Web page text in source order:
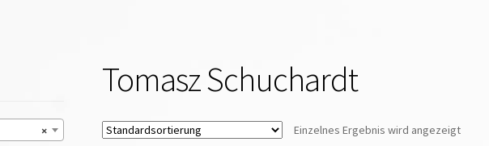
Tomasz Schuchardt
Einzelnes Ergebnis wird angezeigt
×